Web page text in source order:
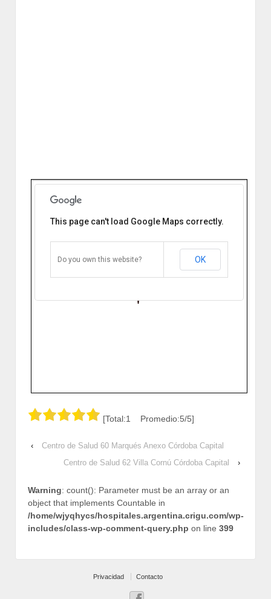
Autódromo Córdoba Capital
Domingo Marimon y Mario Sesarego.
Córdoba Capital, Argentina
This page can't load Google Maps correctly.
Do you own this website? OK
[Total:1 Promedio:5/5]
‹
Centro de Salud 60 Marqués Anexo Córdoba Capital
Centro de Salud 62 Villa Cornú Córdoba Capital
›
Warning: count(): Parameter must be an array or an
object that implements Countable in
/home/wjyqhycs/hospitales.argentina.crigu.com/wp-
includes/class-wp-comment-query.php on line 399
Privacidad Contacto